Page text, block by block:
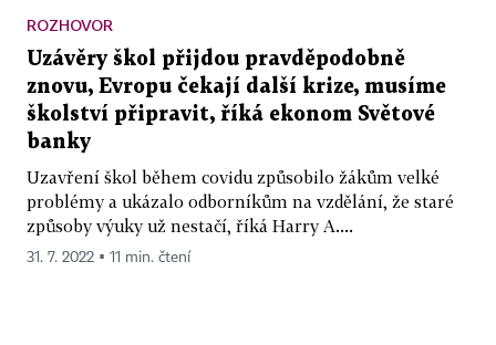
ROZHOVOR
Uzávěry škol přijdou pravděpodobně
znovu, Evropu čekají další krize, musíme
školství připravit, říká ekonom Světové
banky
Uzavření škol během covidu způsobilo žákům velké
problémy a ukázalo odborníkům na vzdělání, že staré
způsoby výuky už nestačí, říká Harry A....
31. 7. 2022 ▪ 11 min. čtení